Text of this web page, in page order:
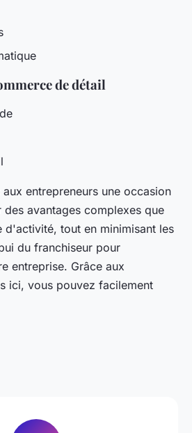
de détail
entrepreneurs une occasion
avantages complexes que
d'activité, tout en minimisant les
du franchiseur pour
entreprise. Grâce aux
ici, vous pouvez facilement